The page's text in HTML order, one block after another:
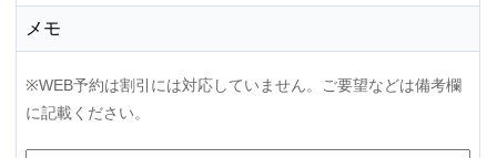
メモ
※WEB予約は割引には対応していません。ご要望などは備考欄
に記載ください。